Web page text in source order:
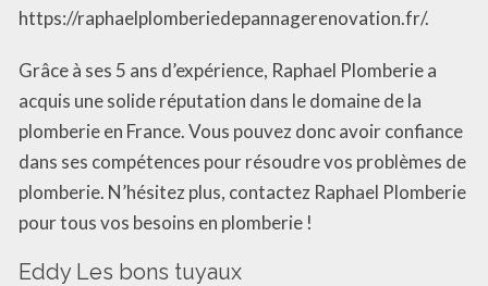
https://raphaelplomberiedepannagerenovation.fr/.
Grâce à ses 5 ans d’expérience, Raphael Plomberie a
acquis une solide réputation dans le domaine de la
plomberie en France. Vous pouvez donc avoir confiance
dans ses compétences pour résoudre vos problèmes de
plomberie. N’hésitez plus, contactez Raphael Plomberie
pour tous vos besoins en plomberie !
Eddy Les bons tuyaux